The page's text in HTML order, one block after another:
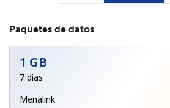
Paquetes de datos
1 GB
7 días
Menalink